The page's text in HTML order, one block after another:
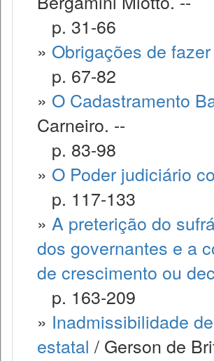
p. 31-66
» Obrigações de
p. 67-82
» O Cadastramento
Carneiro. --
p. 83-98
» O Poder judiciário
p. 117-133
» A preterição do
dos governantes e a
de crescimento ou
p. 163-209
» Inadmissibilidade
estatal / Gerson de